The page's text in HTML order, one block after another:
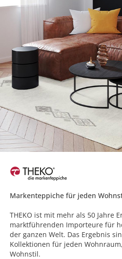
Markenteppiche für jeden
THEKO ist mit mehr als 50 Jahre
marktführenden Importeure für
der ganzen Welt. Das Ergebnis
Kollektionen für jeden
Wohnstil.